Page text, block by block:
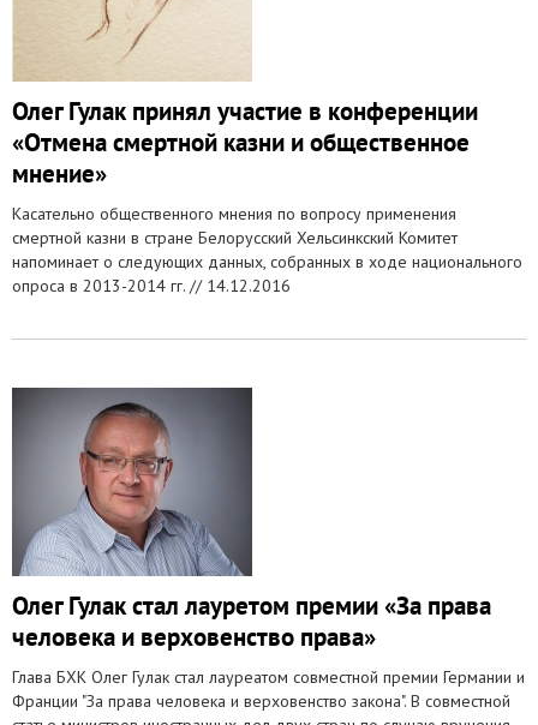
Олег Гулак принял участие в конференции
«Отмена смертной казни и общественное
мнение»
Касательно общественного мнения по вопросу применения
смертной казни в стране Белорусский Хельсинкский Комитет
напоминает о следующих данных, собранных в ходе национального
опроса в 2013-2014 гг. // 14.12.2016
Олег Гулак стал лауретом премии «За права
человека и верховенство права»
Глава БХК Олег Гулак стал лауреатом совместной премии Германии и
Франции "За права человека и верховенство закона". В совместной